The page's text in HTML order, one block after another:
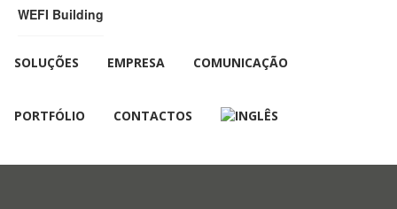
WEFI Building
SOLUÇÕES EMPRESA COMUNICAÇÃO
PORTFÓLIO CONTACTOS